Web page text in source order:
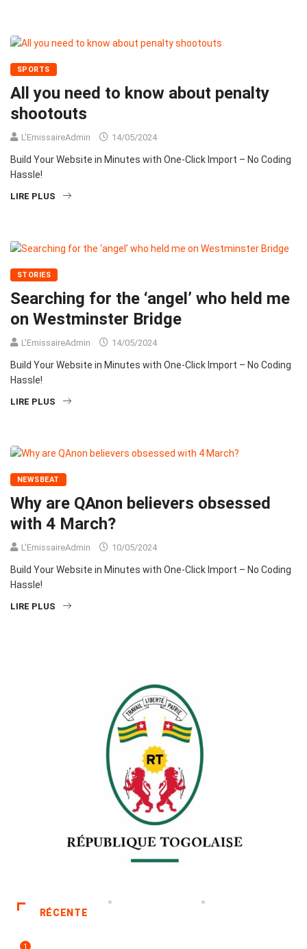
SPORTS
All you need to know about penalty
shootouts
L'EmissaireAdmin 14/05/2024
Build Your Website in Minutes with One-Click Import – No Coding
Hassle!
LIRE PLUS
STORIES
Searching for the ‘angel’ who held me
on Westminster Bridge
L'EmissaireAdmin 14/05/2024
Build Your Website in Minutes with One-Click Import – No Coding
Hassle!
LIRE PLUS
NEWSBEAT
Why are QAnon believers obsessed
with 4 March?
L'EmissaireAdmin 10/05/2024
Build Your Website in Minutes with One-Click Import – No Coding
Hassle!
LIRE PLUS
RÉCENTE
1